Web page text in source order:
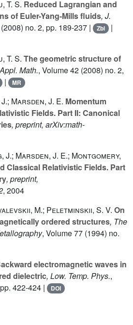
T. S. Reduced Lagrangian and
of Euler-Yang-Mills fluids, J.
(2008) no. 2, pp. 189-237 | Zbl |
T. S. The geometric structure of
Math., Volume 42 (2008) no. 2,
| MR
Marsden, J. E. Momentum
Fields. Part II: Canonical
, preprint, arXiv:math-
J.; Marsden, J. E.; Montgomery,
Classical Relativistic Fields. Part
, preprint,
, 2004
M.; Peletminskii, S. V. On
ordered structures, The
, Volume 77 (1994) no.
electromagnetic waves in
dielectric, Low. Temp. Phys.,
422-424 | DOI